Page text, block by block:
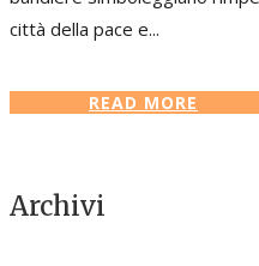
città della pace e...
READ MORE
Archivi